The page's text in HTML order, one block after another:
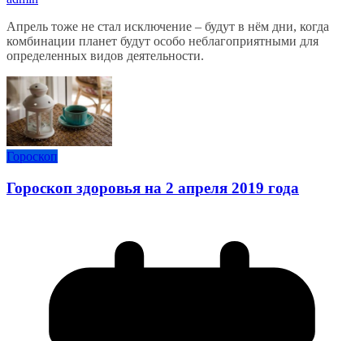
Апрель тоже не стал исключение – будут в нём дни, когда
комбинации планет будут особо неблагоприятными для
определенных видов деятельности.
Гороскоп
Гороскоп здоровья на 2 апреля 2019 года